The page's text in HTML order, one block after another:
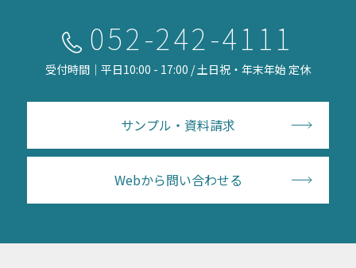
052-242-4111
受付時間｜平日10:00 - 17:00 / 土日祝・年末年始 定休
サンプル・資料請求
Webから問い合わせる